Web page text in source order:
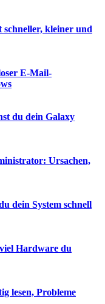
kleiner und
E-Mail-
du dein Galaxy
Ursachen,
dein System schnell
Hardware du
lesen, Probleme